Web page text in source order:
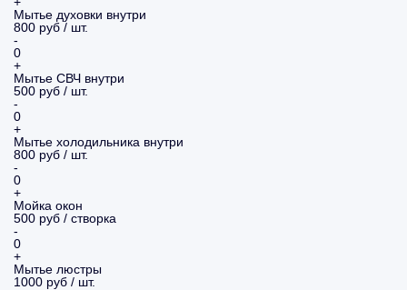
Мытье духовки внутри
800 руб / шт.
-
0
+
Мытье СВЧ внутри
500 руб / шт.
-
0
+
Мытье холодильника внутри
800 руб / шт.
-
0
+
Мойка окон
500 руб / створка
-
0
+
Мытье люстры
1000 руб / шт.